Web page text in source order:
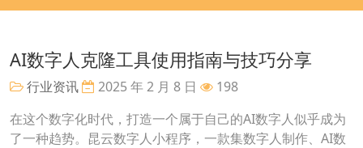
AI数字人克隆工具使用指南与技巧分享
行业资讯 2025 年 2 月 8 日
198
在这个数字化时代，打造一个属于自己的AI数字人似乎成为
了一种趋势。昆云数字人小程序，一款集数字人制作、AI数